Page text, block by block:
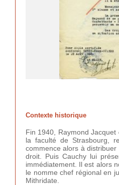
Contexte historique
Fin 1940, Raymond
la faculté de Strasbourg,
commence alors à
droit. Puis Cauchy lui
immédiatement. Il est alors
le nomme chef régional en
Mithridate.